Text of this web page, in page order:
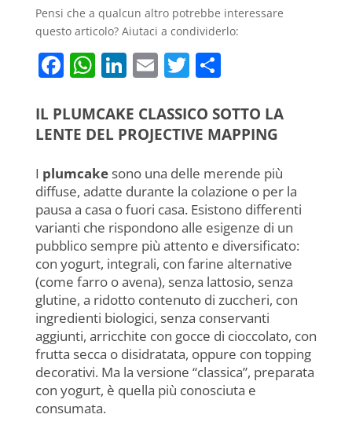
Pensi che a qualcun altro potrebbe interessare
questo articolo? Aiutaci a condividerlo:
F
c
e
b
o
o
k
W
at
s
A
p
p
Li
k
e
dI
n
E
ai
l
T
itt
er
C
n
di
vi
di
IL PLUMCAKE CLASSICO SOTTO LA
LENTE DEL PROJECTIVE MAPPING
I plumcakesono una delle merende più
diffuse, adatte durante la colazione o per la
pausa a casa o fuori casa. Esistono differenti
varianti che rispondono alle esigenze di un
pubblico sempre più attento e diversificato:
con yogurt, integrali, con farine alternative
(come farro o avena), senza lattosio, senza
glutine, a ridotto contenuto di zuccheri, con
ingredienti biologici, senza conservanti
aggiunti, arricchite con gocce di cioccolato, con
frutta secca o disidratata, oppure con topping
decorativi. Ma la versione “classica”, preparata
con yogurt, è quella più conosciuta e
consumata.